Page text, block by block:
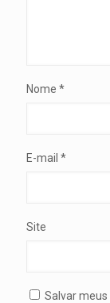
Nome *
E-mail *
Site
Salvar